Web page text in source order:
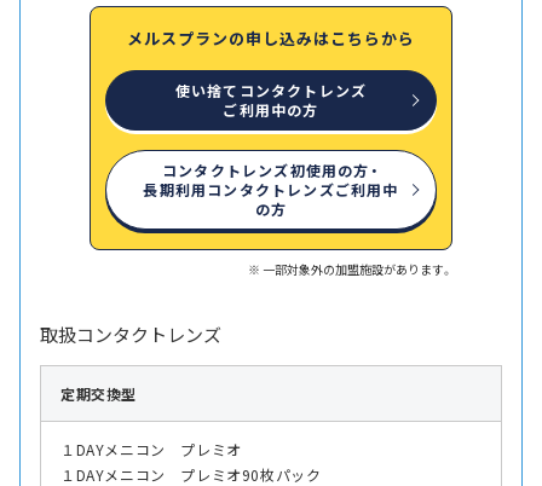
メルスプランの申し込みはこちらから
使い捨てコンタクトレンズ
ご利用中の方
コンタクトレンズ初使用の方・
長期利用コンタクトレンズご利用中
の方
一部対象外の加盟施設があります。
取扱コンタクトレンズ
定期交換型
１DAYメニコン プレミオ
１DAYメニコン プレミオ90枚パック